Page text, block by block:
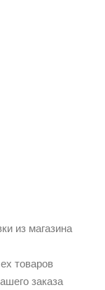
из магазина
товаров
заказа